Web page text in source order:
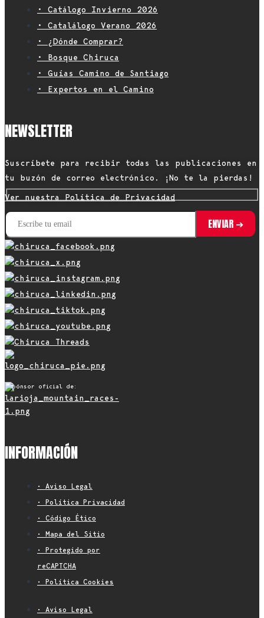
• Catálogo Invierno 2026
• Catalálogo Verano 2026
• ¿Dónde Comprar?
• Bosque Chiruca
• Guías Camino de Santiago
• Expertos en el Camino
NEWSLETTER
Suscríbete para recibir todas las publicaciones en
tu buzón de correo electrónico. ¡No te la pierdas!
Ver nuestra Política de Privacidad
Espónsor oficial de:
INFORMACIÓN
• Aviso Legal
• Política Privacidad
• Código Ético
• Mapa del Sitio
• Protegido por
reCAPTCHA
• Política Cookies
• Aviso Legal